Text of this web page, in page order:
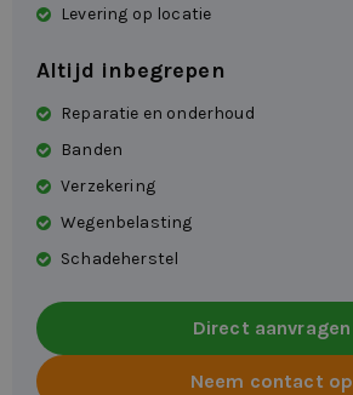
Levering op locatie
Altijd inbegrepen
Reparatie en onderhoud
Banden
Verzekering
Wegenbelasting
Schadeherstel
Direct aanvragen
Neem contact op